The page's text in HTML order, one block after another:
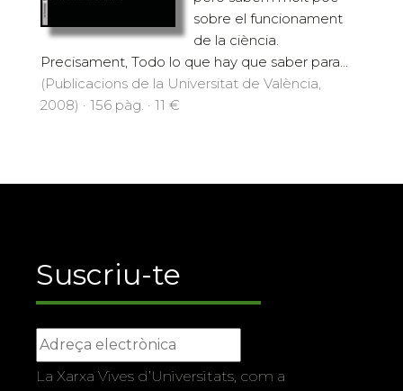
sobre el funcionament
de la ciència.
Precisament, Todo lo que hay que saber para...
(Publicacions de la Universitat de València,
2008) · 156 pàg. · 11 €
Suscriu-te
La Xarxa Vives d’Universitats, com a